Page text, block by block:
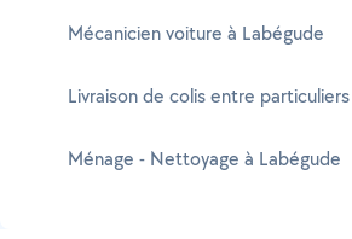
Mécanicien voiture à Labégude
Livraison de colis entre
Ménage - Nettoyage à Labégude